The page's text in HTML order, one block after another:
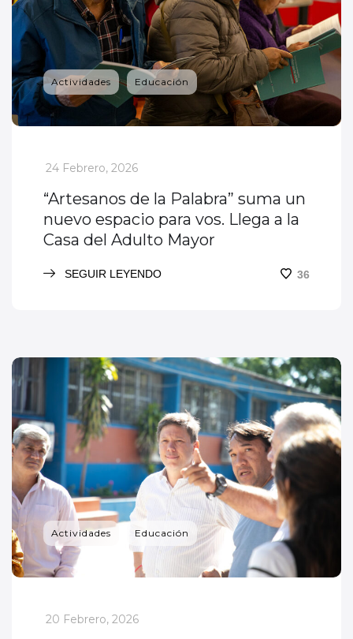
Actividades Educación
_
24 Febrero, 2026
“Artesanos de la Palabra” suma un
nuevo espacio para vos. Llega a la
Casa del Adulto Mayor
SEGUIR LEYENDO 36
Actividades Educación
_
20 Febrero, 2026